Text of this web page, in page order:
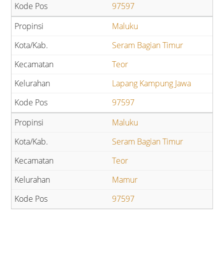
97597
Maluku
Seram Bagian Timur
Teor
Lapang Kampung Jawa
97597
Maluku
Seram Bagian Timur
Teor
Mamur
97597